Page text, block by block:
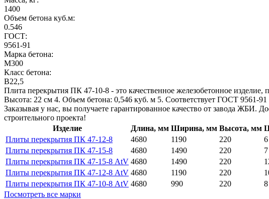
1400
Объем бетона куб.м:
0.546
ГОСТ:
9561-91
Марка бетона:
M300
Класс бетона:
B22,5
Плита перекрытия ПК 47-10-8 - это качественное железобетонное
Высота: 22 см 4. Объем бетона: 0,546 куб. м 5. Соответствует ГОСТ 9561-
Заказывая у нас, вы получаете гарантированное качество от завода ЖБИ.
строительного проекта!
Изделие
Длина, мм Ширина, мм Высота, мм
Плиты перекрытия ПК 47-12-8
4680 1190 220
Плиты перекрытия ПК 47-15-8
4680 1490 220
Плиты перекрытия ПК 47-15-8 AtV 4680 1490 220
Плиты перекрытия ПК 47-12-8 AtV 4680 1190 220
Плиты перекрытия ПК 47-10-8 AtV 4680 990 220
Посмотреть все марки